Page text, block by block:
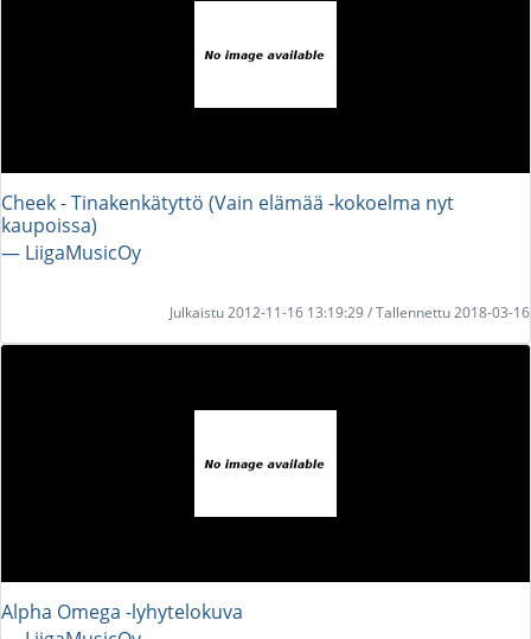
Cheek - Tinakenkätyttö (Vain elämää -kokoelma nyt
kaupoissa)
― LiigaMusicOy
Julkaistu 2012-11-16 13:19:29 / Tallennettu 2018-03-16
Alpha Omega -lyhytelokuva